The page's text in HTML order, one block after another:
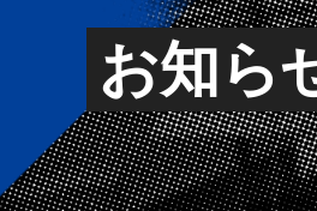
お知ら